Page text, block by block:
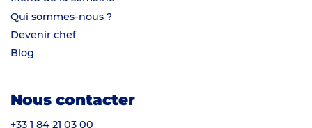
Qui sommes-nous ?
Devenir chef
Blog
Nous contacter
+33 1 84 21 03 00